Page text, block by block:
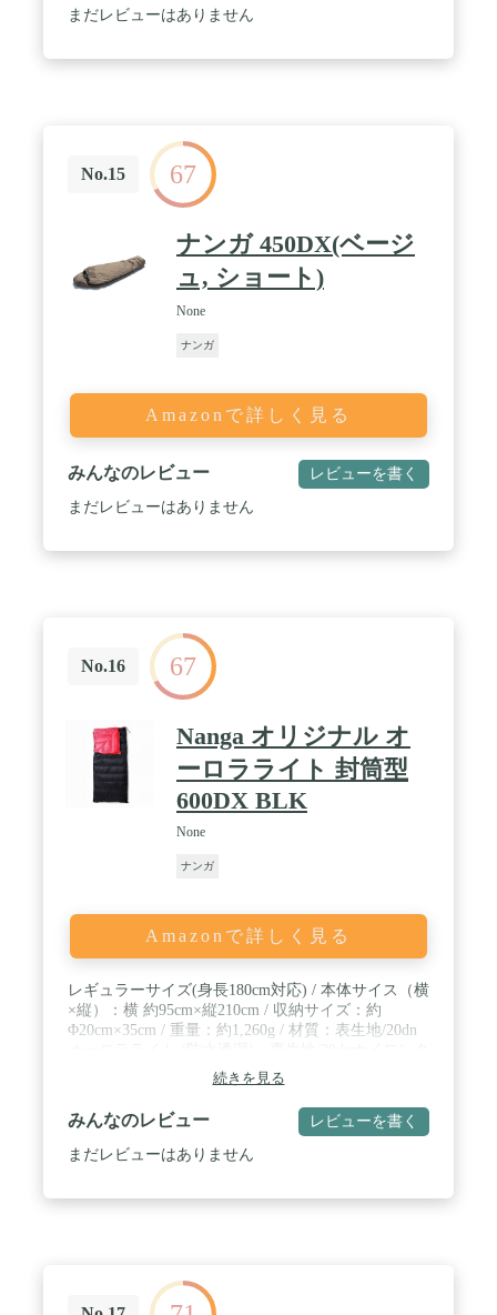
品の検品時に包装を一時開封する場合がございま
まだレビューはありません
No.15 67
ナンガ 450DX(ベージ
ュ, ショート)
None
ナンガ
Amazonで詳しく見る
みんなのレビュー レビューを書く
まだレビューはありません
No.16 67
Nanga オリジナル オ
ーロラライト 封筒型
600DX BLK
None
ナンガ
Amazonで詳しく見る
レギュラーサイズ(身長180cm対応) / 本体サイス（横
×縦）：横 約95cm×縦210cm / 収納サイズ：約
Φ20cm×35cm / 重量：約1,260g / 材質：表生地/20dn
フタ / 羽毛：DX(ダウン90％、フェザー10％) / 快適
温度(コンフォート)：-5度まで / 重量(約)：1260g
続きを見る
みんなのレビュー レビューを書く
まだレビューはありません